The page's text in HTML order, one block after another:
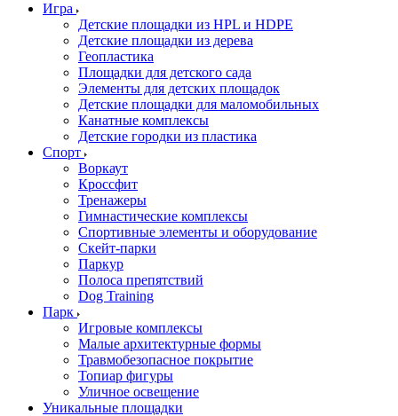
Игра
Детские площадки из HPL и HDPE
Детские площадки из дерева
Геопластика
Площадки для детского сада
Элементы для детских площадок
Детские площадки для маломобильных
Канатные комплексы
Детские городки из пластика
Спорт
Воркаут
Кроссфит
Тренажеры
Гимнастические комплексы
Спортивные элементы и оборудование
Скейт-парки
Паркур
Полоса препятствий
Dog Training
Парк
Игровые комплексы
Малые архитектурные формы
Травмобезопасное покрытие
Топиар фигуры
Уличное освещение
Уникальные площадки